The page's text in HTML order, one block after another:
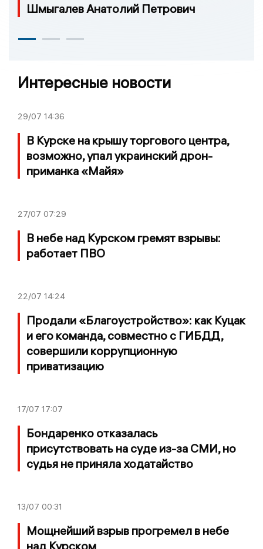
Шмыгалев Анатолий Петрович
Интересные новости
29/07 14:36
В Курске на крышу торгового центра,
возможно, упал украинский дрон-
приманка «Майя»
27/07 07:29
В небе над Курском гремят взрывы:
работает ПВО
22/07 14:24
Продали «Благоустройство»: как Куцак
и его команда, совместно с ГИБДД,
совершили коррупционную
приватизацию
17/07 17:07
Бондаренко отказалась
присутствовать на суде из-за СМИ, но
судья не приняла ходатайство
13/07 00:31
Мощнейший взрыв прогремел в небе
над Курском